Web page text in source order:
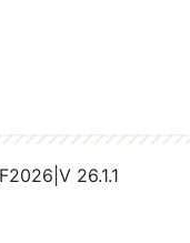
2026 V 26.1.1